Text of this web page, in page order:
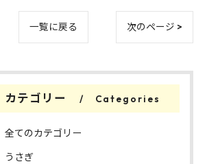
一覧に戻る 次のページ >
カテゴリー Categories
全てのカテゴリー
うさぎ